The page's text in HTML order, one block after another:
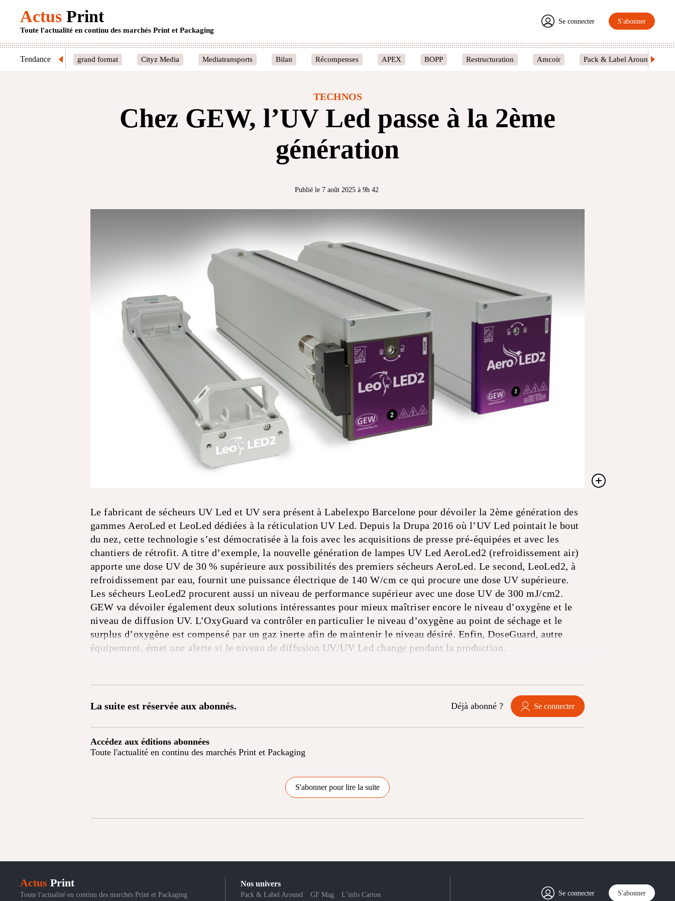
Actus Print
Toute l'actualité en continu des marchés Print et Packaging
Se connecter S'abonner
Tendance grand format Cityz Media Mediatransports Bilan Récompenses APEX BOPP Restructuration Amcoir Pack & Label Around
TECHNOS
Chez GEW, l’UV Led passe à la 2ème
génération
Publié le 7 août 2025 à 9h 42
Le fabricant de sécheurs UV Led et UV sera présent à Labelexpo Barcelone pour dévoiler la 2ème génération des
gammes AeroLed et LeoLed dédiées à la réticulation UV Led. Depuis la Drupa 2016 où l’UV Led pointait le bout
du nez, cette technologie s’est démocratisée à la fois avec les acquisitions de presse pré-équipées et avec les
chantiers de rétrofit. A titre d’exemple, la nouvelle génération de lampes UV Led AeroLed2 (refroidissement air)
apporte une dose UV de 30 % supérieure aux possibilités des premiers sécheurs AeroLed. Le second, LeoLed2, à
refroidissement par eau, fournit une puissance électrique de 140 W/cm ce qui procure une dose UV supérieure.
Les sécheurs LeoLed2 procurent aussi un niveau de performance supérieur avec une dose UV de 300 mJ/cm2.
GEW va dévoiler également deux solutions intéressantes pour mieux maîtriser encore le niveau d’oxygène et le
niveau de diffusion UV. L’OxyGuard va contrôler en particulier le niveau d’oxygène au point de séchage et le
surplus d’oxygène est compensé par un gaz inerte afin de maintenir le niveau désiré. Enfin, DoseGuard, autre
équipement, émet une alerte si le niveau de diffusion UV/UV Led change pendant la production.
La suite est réservée aux abonnés. Déjà abonné ? Se connecter
Accédez aux éditions abonnées
Toute l'actualité en continu des marchés Print et Packaging
S'abonner pour lire la suite
Actus Print
Toute l'actualité en continu des marchés Print et Packaging
Nos univers
Pack & Label Around GF Mag
L’info Carton
Se connecter S'abonner